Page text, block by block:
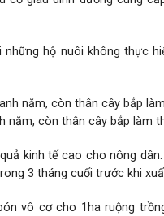
hộ nuôi không thực
còn thân cây bắp làm
kinh tế cao cho nông
3 tháng cuối trước khi
vô cơ cho 1ha ruộng